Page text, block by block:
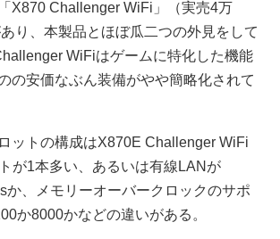
X870 Challenger WiFi」（実売4万
り、本製品とほぼ瓜二つの外見をして
WiFiはゲームに特化した機能
の安価なぶん装備がやや簡略化されて
ットの構成はX870E Challenger WiFi
が1本多い、あるいは有線LANが
か、メモリーオーバークロックのサポ
か8000かなどの違いがある。